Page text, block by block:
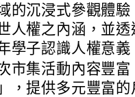
的沉浸式參觀體
人權之內涵，並
學子認識人權意義
市集活動內容豐
，提供多元豐富